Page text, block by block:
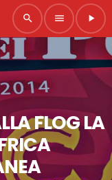
search menu play_arrow
FLOG LA